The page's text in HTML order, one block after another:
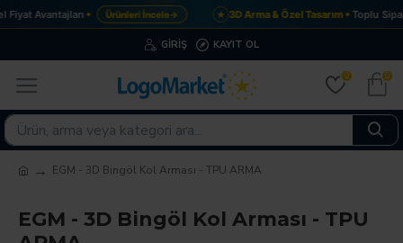
Avantajları Ürünleri İncele→ ★ 3D Arma & Özel Tasarım Toplu
GIRIŞ KAYIT OL
0 0
EGM - 3D Bingöl Kol Arması - TPU ARMA
EGM - 3D Bingöl Kol Arması - TPU